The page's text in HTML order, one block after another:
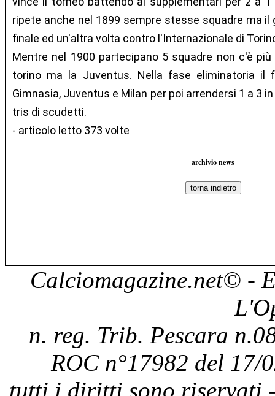
ripete anche nel 1899 sempre stesse squadre ma il
finale ed un'altra volta contro l'Internazionale di
Mentre nel 1900 partecipano 5 squadre non c'è
torino ma la Juventus. Nella fase eliminatoria il
Gimnasia, Juventus e Milan per poi arrendersi 1 a 3
tris di scudetti.
- articolo letto 373 volte
archivio news
Calciomagazine.net© -
n. reg. Trib. Pescara
ROC n°17982 del 17/
tutti i diritti sono riservati